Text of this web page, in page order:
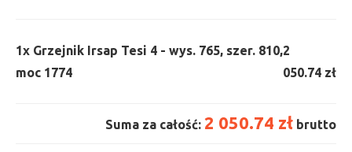
1x Grzejnik Irsap Tesi 4 - wys. 765, szer. 810,
moc 1774
2
050.74 zł
Suma za całość: 2 050.74 zł brutto